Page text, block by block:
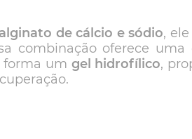
de cálcio e sódio,
combinação oferece
forma um gel hidrofílico,